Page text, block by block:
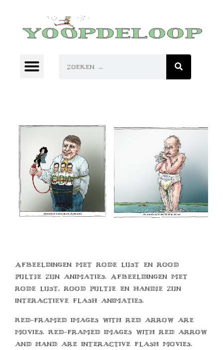
Afbeeldingen met rode lijst en rood
pijltje zijn animaties. Afbeeldingen met
rode lijst, rood pijltje en handje zijn
interactieve flash animaties.
Red-framed images with red arrow are
movies. Red-framed images with red arrow
and hand are interactive flash movies.